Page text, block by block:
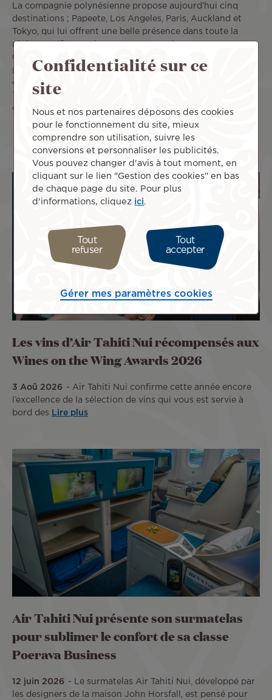
La compagnie polynésienne propose aujourd’hui cinq
destinations ; Papeete, Los Angeles, Paris, Auckland et
Tokyo, qui lui offrent une belle présence dans toute la
région Pacifique et jusqu’en Europe. Chaque voyage est
une occasion de partager une partie de l’esprit des îles
polynésiennes et de faire connaître cette magnifique
culture au monde entier. L’ensemble du personnel d’Air
Tahiti Nui et ses partenaires sont fiers de contribuer
chaque jour à proposer une expérience de voyage unique.
Les vins d’Air Tahiti Nui récompensés aux
Wines on the Wing Awards 2026
3 Aoû 2026
Air Tahiti Nui confirme cette année encore
l’excellence de la sélection de vins qui vous est servie à
bord des
Lire plus
Air Tahiti Nui présente son surmatelas
pour sublimer le confort de sa classe
Poerava Business
12 juin 2026
Le surmatelas Air Tahiti Nui, développé par
les designers de la maison John Horsfall, est pensé pour
Confidentialité sur ce
site
Nous et nos partenaires déposons des cookies
pour le fonctionnement du site, mieux
comprendre son utilisation, suivre les
conversions et personnaliser les publicités.
Vous pouvez changer d'avis à tout moment, en
cliquant sur le lien "Gestion des cookies" en bas
de chaque page du site. Pour plus
d'informations, cliquez ici.
Tout
refuser
Tout
accepter
Gérer mes paramètres cookies